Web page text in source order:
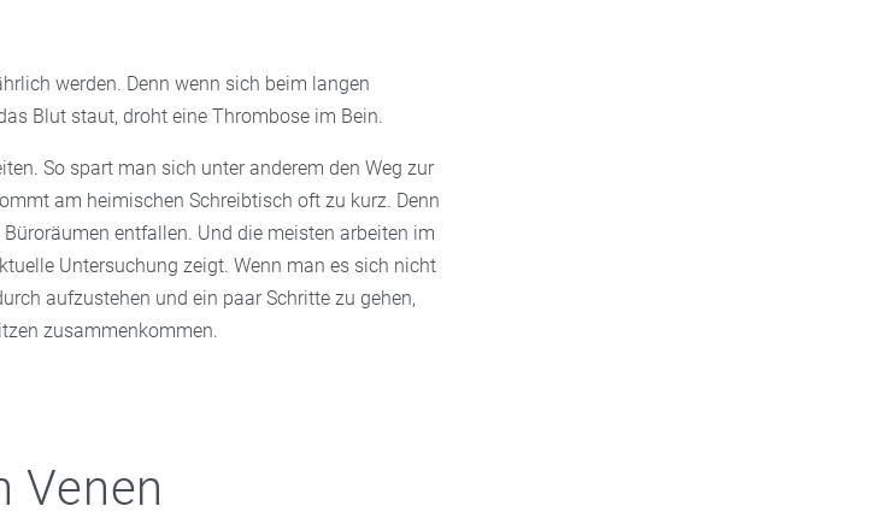
werden. Denn wenn sich beim langen
Blut staut, droht eine Thrombose im Bein.
So spart man sich unter anderem den Weg zur
am heimischen Schreibtisch oft zu kurz. Denn
entfallen. Und die meisten arbeiten im
Untersuchung zeigt. Wenn man es sich nicht
aufzustehen und ein paar Schritte zu gehen,
zusammenkommen.
Venen